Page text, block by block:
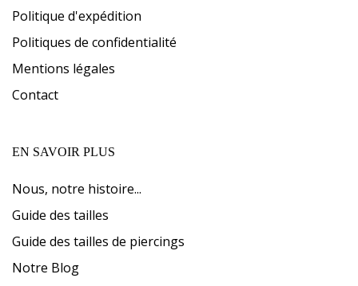
Politique d'expédition
Politiques de confidentialité
Mentions légales
Contact
EN SAVOIR PLUS
Nous, notre histoire...
Guide des tailles
Guide des tailles de piercings
Notre Blog